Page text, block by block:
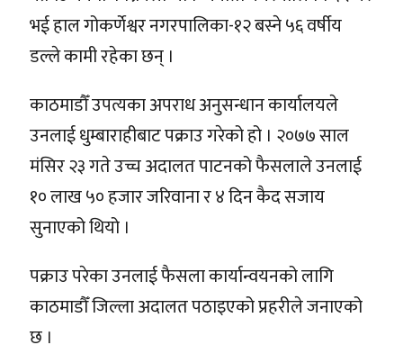
भई हाल गोकर्णेश्वर नगरपालिका-१२ बस्ने ५६ वर्षीय
डल्ले कामी रहेका छन् ।
काठमाडौँ उपत्यका अपराध अनुसन्धान कार्यालयले
उनलाई धुम्बाराहीबाट पक्राउ गरेको हो । २०७७ साल
मंसिर २३ गते उच्च अदालत पाटनको फैसलाले उनलाई
१० लाख ५० हजार जरिवाना र ४ दिन कैद सजाय
सुनाएको थियो ।
पक्राउ परेका उनलाई फैसला कार्यान्वयनको लागि
काठमाडौँ जिल्ला अदालत पठाइएको प्रहरीले जनाएको
छ ।